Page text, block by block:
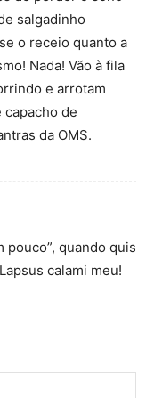
salgadinho
o receio quanto a
Nada! Vão à fila
e arrotam
de
da OMS.
pouco”, quando quis
calami meu!